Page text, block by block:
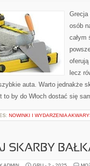
Grecja
osób
całym
oferują
lecz
auta. Warto jednakże
to by do Włoch dostać się
NOWINKI I WYDARZENIA
SKARBY